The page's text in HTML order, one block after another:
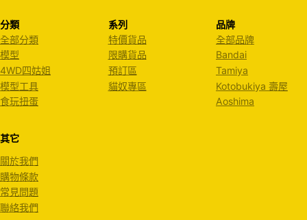
分類
全部分類
模型
4WD四姑姐
模型工具
食玩扭蛋
系列
特價貨品
限購貨品
預訂區
貓奴專區
品牌
全部品牌
Bandai
Tamiya
Kotobukiya 壽屋
Aoshima
其它
關於我們
購物條款
常見問題
聯絡我們